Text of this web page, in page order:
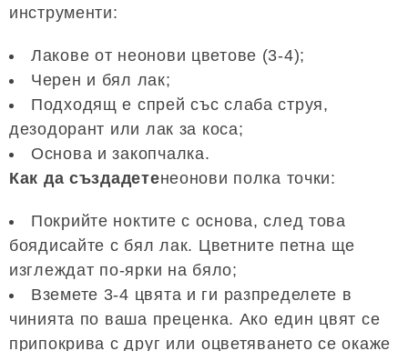
инструменти:
Лакове от неонови цветове (3-4);
Черен и бял лак;
Подходящ е спрей със слаба струя,
дезодорант или лак за коса;
Основа и закопчалка.
Как да създадетенеонови полка точки:
Покрийте ноктите с основа, след това
боядисайте с бял лак. Цветните петна ще
изглеждат по-ярки на бяло;
Вземете 3-4 цвята и ги разпределете в
чинията по ваша преценка. Ако един цвят се
припокрива с друг или оцветяването се окаже